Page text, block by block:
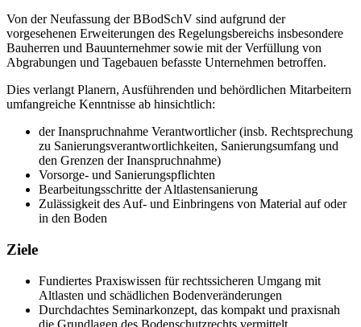
Von der Neufassung der BBodSchV sind aufgrund der
vorgesehenen Erweiterungen des Regelungsbereichs insbesondere
Bauherren und Bauunternehmer sowie mit der Verfüllung von
Abgrabungen und Tagebauen befasste Unternehmen betroffen.
Dies verlangt Planern, Ausführenden und behördlichen Mitarbeitern
umfangreiche Kenntnisse ab hinsichtlich:
der Inanspruchnahme Verantwortlicher (insb. Rechtsprechung
zu Sanierungsverantwortlichkeiten, Sanierungsumfang und
den Grenzen der Inanspruchnahme)
Vorsorge- und Sanierungspflichten
Bearbeitungsschritte der Altlastensanierung
Zulässigkeit des Auf- und Einbringens von Material auf oder
in den Boden
Ziele
Fundiertes Praxiswissen für rechtssicheren Umgang mit
Altlasten und schädlichen Bodenveränderungen
Durchdachtes Seminarkonzept, das kompakt und praxisnah
die Grundlagen des Bodenschutzrechts vermittelt